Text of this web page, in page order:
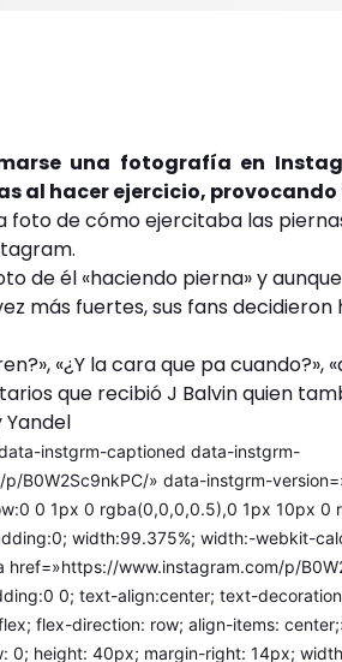
una fotografía en
al hacer ejercicio,
foto de cómo ejercitaba las
de él «haciendo pierna» y
más fuertes, sus fans
«¿Y la cara que pa cuando?»,
que recibió J Balvin quien
instgrm-captioned data-instgrm-
B0W2Sc9nkPC/» data-instgrm-
0 1px 0 rgba(0,0,0,0.5),0 1px 10px 0
width:99.375%; width:-webkit-
www.instagram.com/p/
0; text-align:center; text-
flex-direction: row; align-items:
0; height: 40px; margin-right: 14px;